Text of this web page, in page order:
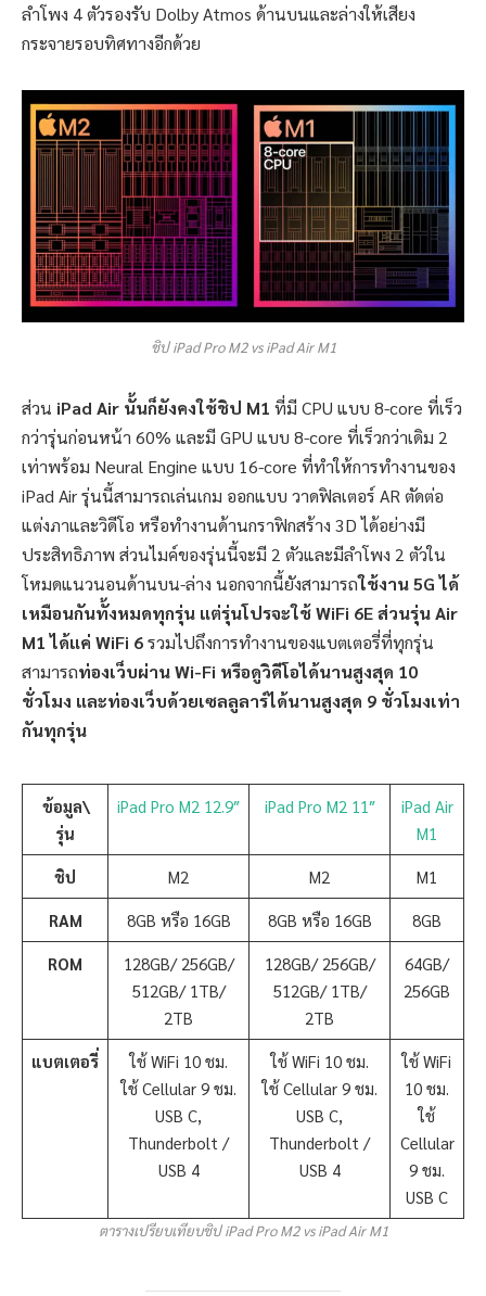
ลำโพง 4 ตัวรองรับ Dolby Atmos ด้านบนและล่างให้เสียง
กระจายรอบทิศทางอีกด้วย
ชิป iPad Pro M2 vs iPad Air M1
ส่วน iPad Air นั้นก็ยังคงใช้ชิป M1 ที่มี CPU แบบ 8-core ที่เร็ว
กว่ารุ่นก่อนหน้า 60% และมี GPU แบบ 8-core ที่เร็วกว่าเดิม 2
เท่าพร้อม Neural Engine แบบ 16-core ที่ทำให้การทำงานของ
iPad Air รุ่นนี้สามารถเล่นเกม ออกแบบ วาดฟิลเตอร์ AR ตัดต่อ
แต่งภาและวิดีโอ หรือทำงานด้านกราฟิกสร้าง 3D ได้อย่างมี
ประสิทธิภาพ ส่วนไมค์ของรุ่นนี้จะมี 2 ตัวและมีลำโพง 2 ตัวใน
โหมดแนวนอนด้านบน-ล่าง นอกจากนี้ยังสามารถใช้งาน 5G ได้
เหมือนกันทั้งหมดทุกรุ่น แต่รุ่นโปรจะใช้ WiFi 6E ส่วนรุ่น Air
M1 ได้แค่ WiFi 6รวมไปถึงการทำงานของแบตเตอรี่ที่ทุกรุ่น
สามารถท่องเว็บผ่าน Wi-Fi หรือดูวิดีโอได้นานสูงสุด 10
ชั่วโมง และท่องเว็บด้วยเซลลูลาร์ได้นานสูงสุด 9 ชั่วโมงเท่า
กันทุกรุ่น
ข้อมูล\
รุ่น
iPad Pro M2 12.9″ iPad Pro M2 11″
iPad Air
M1
ชิป M2 M2 M1
RAM 8GB หรือ 16GB 8GB หรือ 16GB 8GB
ROM
128GB/ 256GB/
512GB/ 1TB/
2TB
128GB/ 256GB/
512GB/ 1TB/
2TB
64GB/
256GB
แบตเตอรี่
ใช้ WiFi 10 ชม.
ใช้ Cellular 9 ชม.
USB C,
Thunderbolt /
USB 4
ใช้ WiFi 10 ชม.
ใช้ Cellular 9 ชม.
USB C,
Thunderbolt /
USB 4
ใช้ WiFi
10 ชม.
ใช้
Cellular
9 ชม.
USB C
ตารางเปรียบเทียบชิป iPad Pro M2 vs iPad Air M1